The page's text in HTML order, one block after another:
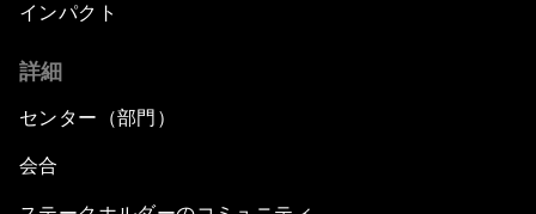
インパクト
詳細
センター（部門）
会合